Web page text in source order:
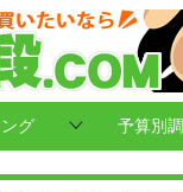
グ 予算別